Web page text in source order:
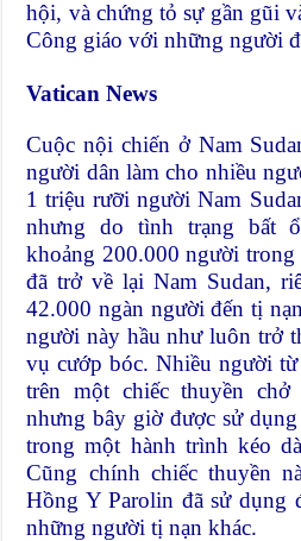
hội, và chứng tỏ sự gần gũi
Công giáo với những người
Vatican News
Cuộc nội chiến ở Nam
người dân làm cho nhiều
1 triệu rưỡi người Nam
nhưng do tình trạng bất
khoảng 200.000 người
đã trở về lại Nam Sudan,
42.000 ngàn người đến tị
người này hầu như luôn trở
vụ cướp bóc. Nhiều người
trên một chiếc thuyền chở
nhưng bây giờ được sử
trong một hành trình kéo
Cũng chính chiếc thuyền
Hồng Y Parolin đã sử dụng
những người tị nạn khác.